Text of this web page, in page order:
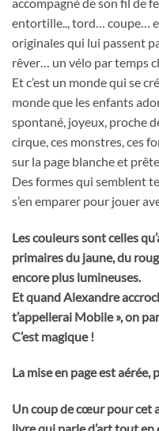
entortille.., tord… coupe…
originales qui lui passent
rêver… un vélo par temps
Et c’est un monde qui se
monde que les enfants
spontané, joyeux, proche
cirque, ces monstres, ces
sur la page blanche et
Des formes qui semblent
s’en emparer pour jouer
Les couleurs sont celles
primaires du jaune, du
encore plus lumineuses.
Et quand Alexandre
t’appellerai Mobile », on
C’est magique !
La mise en page est aérée,
Un coup de cœur pour cet